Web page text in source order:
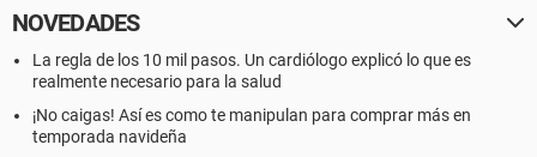
NOVEDADES
La regla de los 10 mil pasos. Un cardiólogo explicó lo que es
realmente necesario para la salud
¡No caigas! Así es como te manipulan para comprar más en
temporada navideña